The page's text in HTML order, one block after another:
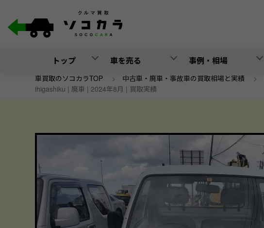
トップ 車を売る 事例・相場
車買取のソコカラTOP > 中古車・廃車・事故車の買取相場と実績 >
ihigashiku | 廃車 | 2024年8月 | 買取実績